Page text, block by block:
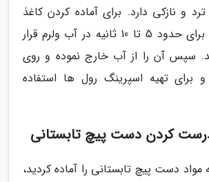
و نازکی دارد. برای آماده کردن کاغذ
برنجی باید آن را برای حدود 5 تا 10 ثانیه در آب ولرم قرار
سپس آن را از آب خارج نموده و روی
برای تهیه اسپرینگ رول ها استفاده
کردن دست پیچ تابستانی
مواد دست پیچ تابستانی را آماده کردید،